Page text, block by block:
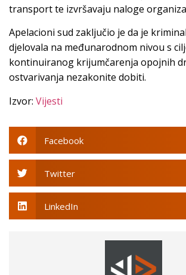
transport te izvršavaju naloge
Apelacioni sud zaključio je da je
djelovala na međunarodnom nivou s
kontinuiranog krijumčarenja opojnih
ostvarivanja nezakonite dobiti.
Izvor: Vijesti
Facebook
Twitter
LinkedIn